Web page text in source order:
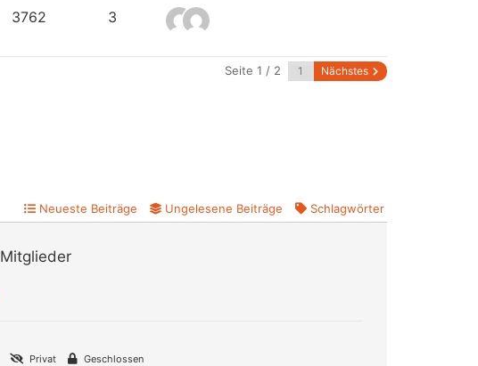
3762 3
Seite 1 / 2 Nächstes
Neueste Beiträge Ungelesene Beiträge Schlagwörter
Mitglieder
Privat Geschlossen